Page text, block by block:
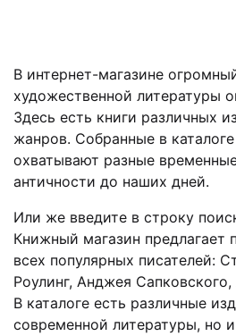
В интернет-магазине
художественной литературы
Здесь есть книги различных
жанров. Собранные в
охватывают разные
античности до наших дней.
Или же введите в строку
Книжный магазин предлагает
всех популярных писателей:
Роулинг, Анджея
В каталоге есть различные
современной литературы, но